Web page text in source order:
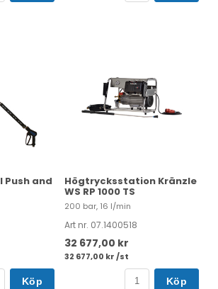
and
Köp
Högtrycksstation Kränzle
WS RP 1000 TS
200 bar, 16 l/min
Art nr. 07.1400518
32 677,00 kr
32 677,00 kr /st
Köp